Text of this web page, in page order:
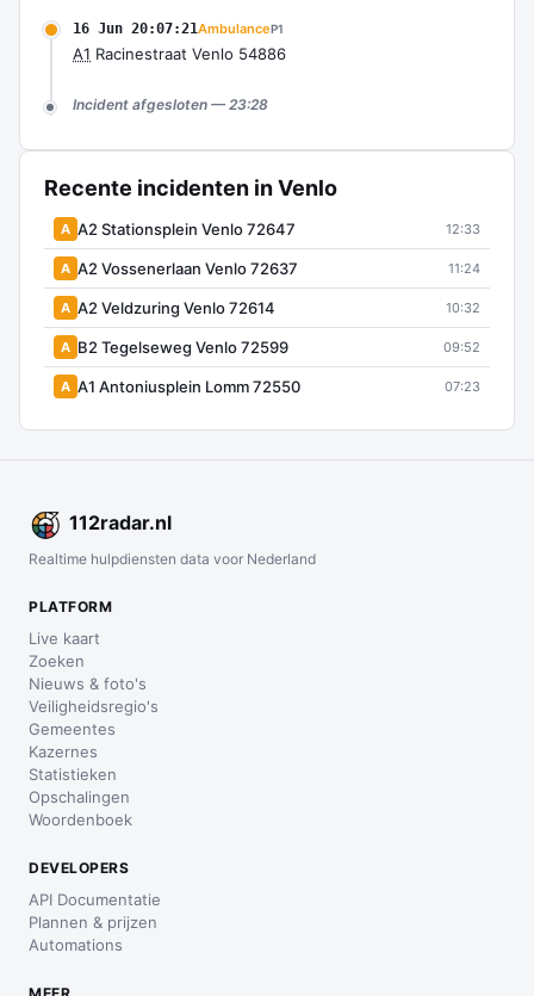
16 Jun 20:07:21AmbulanceP1
A1 Racinestraat Venlo 54886
Incident afgesloten — 23:28
Recente incidenten in Venlo
A A2 Stationsplein Venlo 72647 12:33
A A2 Vossenerlaan Venlo 72637 11:24
A A2 Veldzuring Venlo 72614 10:32
A B2 Tegelseweg Venlo 72599 09:52
A A1 Antoniusplein Lomm 72550 07:23
112radar.nl
Realtime hulpdiensten data voor Nederland
PLATFORM
Live kaart
Zoeken
Nieuws & foto's
Veiligheidsregio's
Gemeentes
Kazernes
Statistieken
Opschalingen
Woordenboek
DEVELOPERS
API Documentatie
Plannen & prijzen
Automations